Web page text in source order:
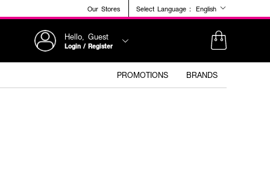
Our Stores Select Language : English
Hello, Guest
Login / Register
PROMOTIONS BRANDS